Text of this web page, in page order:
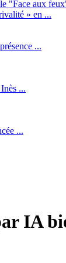
"Face aux
» en ...
...
...
...
IA